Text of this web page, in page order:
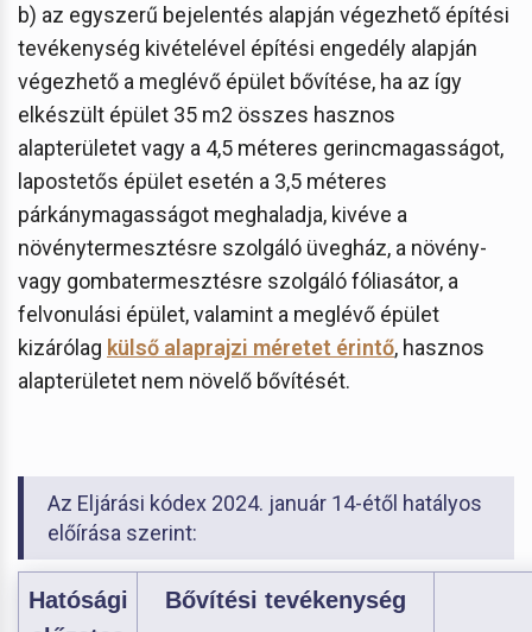
b) az egyszerű bejelentés alapján végezhető építési
tevékenység kivételével építési engedély alapján
végezhető a meglévő épület bővítése, ha az így
elkészült épület 35 m2 összes hasznos
alapterületet vagy a 4,5 méteres gerincmagasságot,
lapostetős épület esetén a 3,5 méteres
párkánymagasságot meghaladja, kivéve a
növénytermesztésre szolgáló üvegház, a növény-
vagy gombatermesztésre szolgáló fóliasátor, a
felvonulási épület, valamint a meglévő épület
kizárólag külső alaprajzi méretet érintő, hasznos
alapterületet nem növelő bővítését.
Az Eljárási kódex 2024. január 14-étől hatályos
előírása szerint:
Hatósági
Bővítési tevékenység